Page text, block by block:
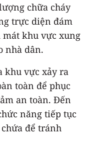
chữa cháy
trực diện đám
khu vực xung
nhà dân.
khu vực xảy ra
toàn để phục
an toàn. Đến
năng tiếp tục
để tránh